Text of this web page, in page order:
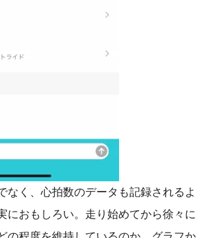
なく、心拍数のデータも記録されるよ
におもしろい。走り始めてから徐々に